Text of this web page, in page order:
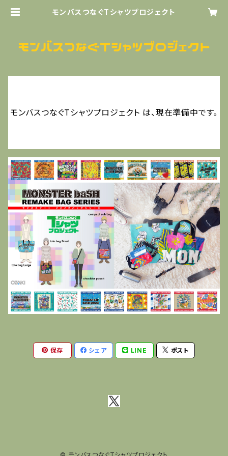
モンバスつなぐTシャツプロジェクト
モンバスつなぐTシャツプロジェクト は、現在準備中です。
保存 シェア LINE ポスト